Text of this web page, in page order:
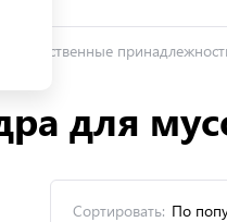
Хозяйственные
для
Сортировать: По